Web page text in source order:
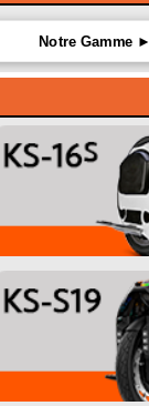
Notre Gamme ►